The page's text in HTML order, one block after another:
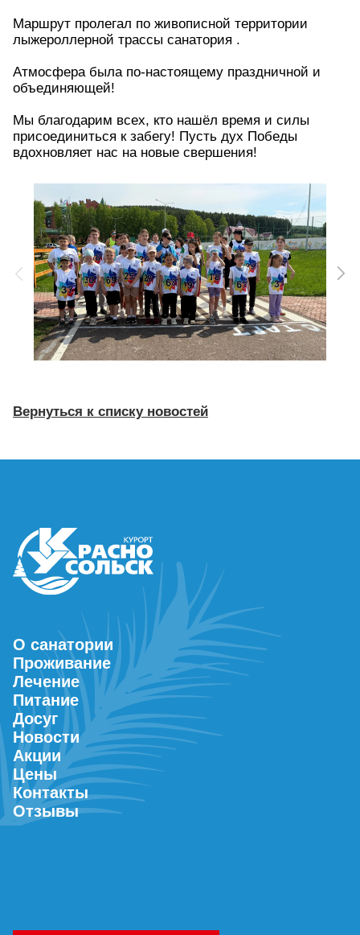
Маршрут пролегал по живописной территории
лыжероллерной трассы санатория .
Атмосфера была по‑настоящему праздничной и
объединяющей!
Мы благодарим всех, кто нашёл время и силы
присоединиться к забегу! Пусть дух Победы
вдохновляет нас на новые свершения!
Вернуться к списку новостей
О санатории
Проживание
Лечение
Питание
Досуг
Новости
Акции
Цены
Контакты
Отзывы